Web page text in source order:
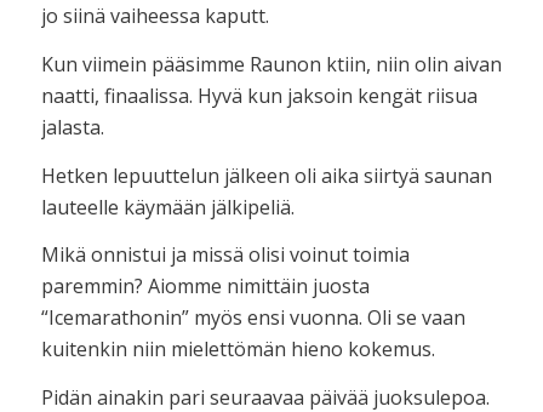
jo siinä vaiheessa kaputt.
Kun viimein pääsimme Raunon ktiin, niin olin aivan
naatti, finaalissa. Hyvä kun jaksoin kengät riisua
jalasta.
Hetken lepuuttelun jälkeen oli aika siirtyä saunan
lauteelle käymään jälkipeliä.
Mikä onnistui ja missä olisi voinut toimia
paremmin? Aiomme nimittäin juosta
“Icemarathonin” myös ensi vuonna. Oli se vaan
kuitenkin niin mielettömän hieno kokemus.
Pidän ainakin pari seuraavaa päivää juoksulepoa.